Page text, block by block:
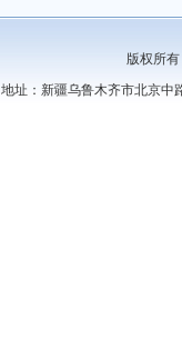
版权所
地址：新疆乌鲁木齐市北京